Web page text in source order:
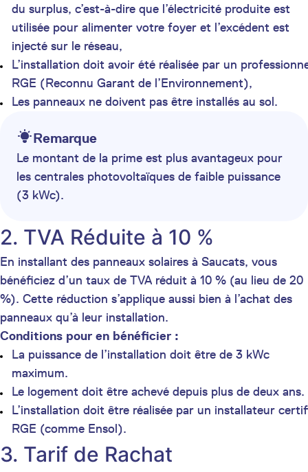
du surplus, c’est-à-dire que l’électricité produite est
utilisée pour alimenter votre foyer et l’excédent est
injecté sur le réseau,
L’installation doit avoir été réalisée par un
RGE (Reconnu Garant de l’Environnement),
Les panneaux ne doivent pas être installés au sol.
Remarque
Le montant de la prime est plus avantageux pour
les centrales photovoltaïques de faible puissance
(3 kWc).
2. TVA Réduite à 10 %
En installant des panneaux solaires à Saucats, vous
bénéficiez d’un taux de TVA réduit à 10 % (au lieu de 20
%). Cette réduction s’applique aussi bien à l’achat des
panneaux qu’à leur installation.
Conditions pour en bénéficier :
La puissance de l’installation doit être de 3 kWc
maximum.
Le logement doit être achevé depuis plus de deux ans.
L’installation doit être réalisée par un installateur
RGE (comme Ensol).
3. Tarif de Rachat